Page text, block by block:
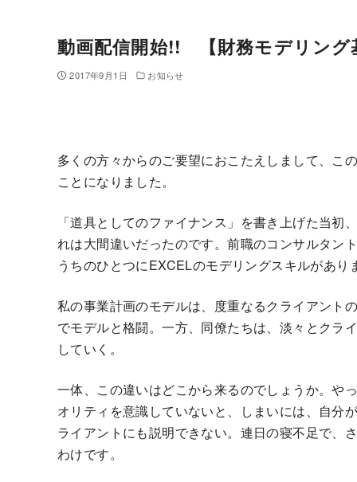
動画配信開始!! 【財務モデリング
2017年9月1日 お知らせ
多くの方々からのご要望におこたえしまして、こ
ことになりました。
「道具としてのファイナンス」を書き上げた当
れは大間違いだったのです。前職のコンサルタン
うちのひとつにEXCELのモデリングスキルがあり
私の事業計画のモデルは、度重なるクライアント
でモデルと格闘。一方、同僚たちは、淡々とクラ
していく。
一体、この違いはどこから来るのでしょうか。や
オリティを意識していないと、しまいには、自分
ライアントにも説明できない。連日の寝不足で、
わけです。